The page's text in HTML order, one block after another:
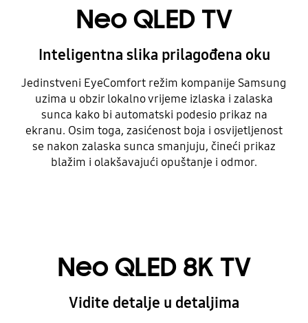
Neo QLED TV
Inteligentna slika prilagođena oku
Jedinstveni EyeComfort režim kompanije Samsung
uzima u obzir lokalno vrijeme izlaska i zalaska
sunca kako bi automatski podesio prikaz na
ekranu. Osim toga, zasićenost boja i osvijetljenost
se nakon zalaska sunca smanjuju, čineći prikaz
blažim i olakšavajući opuštanje i odmor.
Neo QLED 8K TV
Vidite detalje u detaljima